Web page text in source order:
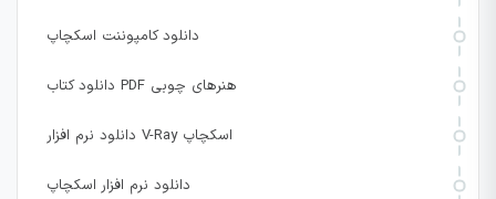
دانلود کامپوننت اسکچاپ
دانلود کتاب PDF هنرهای چوبی
دانلود نرم افزار V-Ray اسکچاپ
دانلود نرم افزار اسکچاپ